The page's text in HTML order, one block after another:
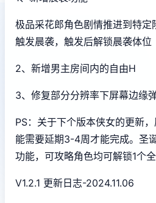
极品采花郎角色剧情推进到特定
触发晨袭，触发后解锁晨袭体位
2、新增男主房间内的自由H
3、修复部分分辨率下屏幕边缘
PS：关于下个版本侠女的更新
能需要延期3-4周才能完成。圣
功能，可攻略角色均可解锁1个全
V1.2.1 更新日志-2024.11.06